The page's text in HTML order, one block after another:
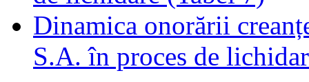
Dinamica onorării
S.A. în proces de